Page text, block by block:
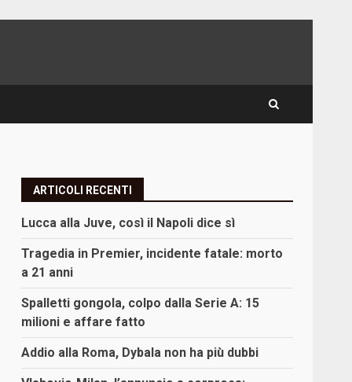
ARTICOLI RECENTI
Lucca alla Juve, così il Napoli dice sì
Tragedia in Premier, incidente fatale: morto
a 21 anni
Spalletti gongola, colpo dalla Serie A: 15
milioni e affare fatto
Addio alla Roma, Dybala non ha più dubbi